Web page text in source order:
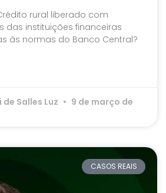
rural liberado com
das instituições financeiras
às normas do Banco Central?
Salles Luz
9 de março de
CASOS REAIS